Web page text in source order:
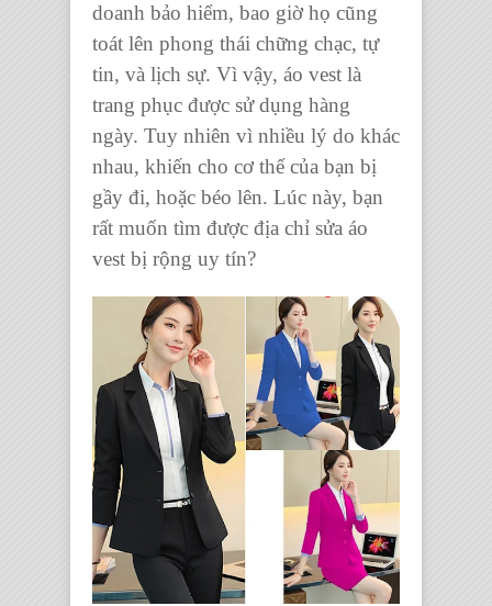
doanh bảo hiểm, bao giờ họ cũng
toát lên phong thái chững chạc, tự
tin, và lịch sự. Vì vậy, áo vest là
trang phục được sử dụng hàng
ngày. Tuy nhiên vì nhiều lý do khác
nhau, khiến cho cơ thể của bạn bị
gầy đi, hoặc béo lên. Lúc này, bạn
rất muốn tìm được địa chỉ sửa áo
vest bị rộng uy tín?